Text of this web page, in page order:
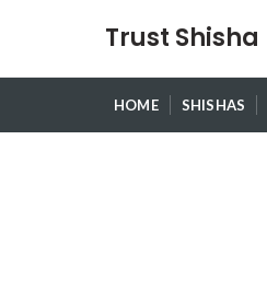
Trust Shisha
HOME SHISHAS